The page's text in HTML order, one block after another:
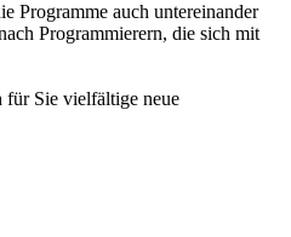
Programme auch untereinander
Programmierern, die sich mit
für Sie vielfältige neue